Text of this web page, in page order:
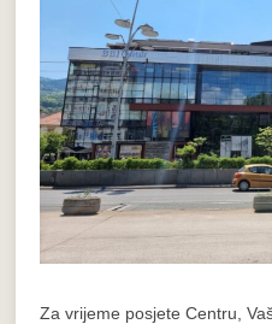
Za vrijeme posjete Centru,